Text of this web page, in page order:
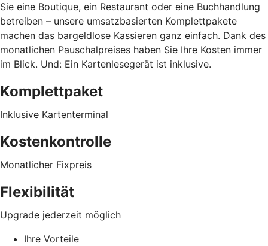
Sie eine Boutique, ein Restaurant oder eine Buchhandlung
betreiben – unsere umsatzbasierten Komplettpakete
machen das bargeldlose Kassieren ganz einfach. Dank des
monatlichen Pauschalpreises haben Sie Ihre Kosten immer
im Blick. Und: Ein Kartenlesegerät ist inklusive.
Komplettpaket
Inklusive Kartenterminal
Kostenkontrolle
Monatlicher Fixpreis
Flexibilität
Upgrade jederzeit möglich
Ihre Vorteile